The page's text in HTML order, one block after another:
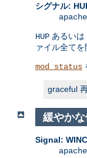
シグナル:
HUP あるいは
ァイル全て
mod_status
graceful
緩やか
Signal: